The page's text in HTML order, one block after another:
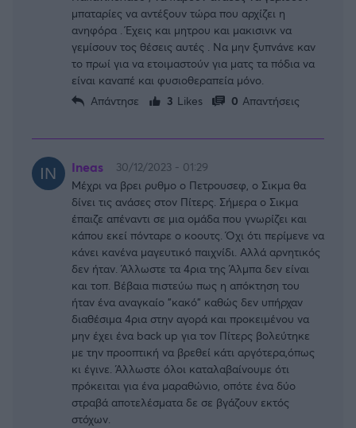
μπαταρίες να αντέξουν τώρα που αρχίζει η
ανηφόρα . Έχεις και μητρου και μακισινκ να
γεμίσουν τος θέσεις αυτές . Να μην ξυπνάνε καν
το πρωί για να ετοιμαστούν για ματς τα πόδια να
είναι καναπέ και φυσιοθεραπεία μόνο.
Απάντησε
3 Likes 0 Απαντήσεις
Ineas
30/12/2023 - 01:29
Μέχρι να βρει ρυθμο ο Πετρουσεφ, ο Σικμα θα
δίνει τις ανάσες στον Πίτερς. Σήμερα ο Σικμα
έπαιζε απέναντι σε μια ομάδα που γνωρίζει και
κάπου εκεί πόνταρε ο κοουτς. Όχι ότι περίμενε να
κάνει κανένα μαγευτικό παιχνίδι. Αλλά αρνητικός
δεν ήταν. Άλλωστε τα 4ρια της Άλμπα δεν είναι
και τοπ. Βέβαια πιστεύω πως η απόκτηση του
ήταν ένα αναγκαίο "κακό" καθώς δεν υπήρχαν
διαθέσιμα 4ρια στην αγορά και προκειμένου να
μην έχει ένα back up για τον Πίτερς βολεύτηκε
με την προοπτική να βρεθεί κάτι αργότερα,όπως
κι έγινε. Άλλωστε όλοι καταλαβαίνουμε ότι
πρόκειται για ένα μαραθώνιο, οπότε ένα δύο
στραβά αποτελέσματα δε σε βγάζουν εκτός
στόχων.